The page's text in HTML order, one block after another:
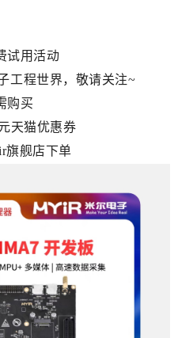
试用活动
工程世界，敬请关注~
购买
天猫优惠券
旗舰店下单